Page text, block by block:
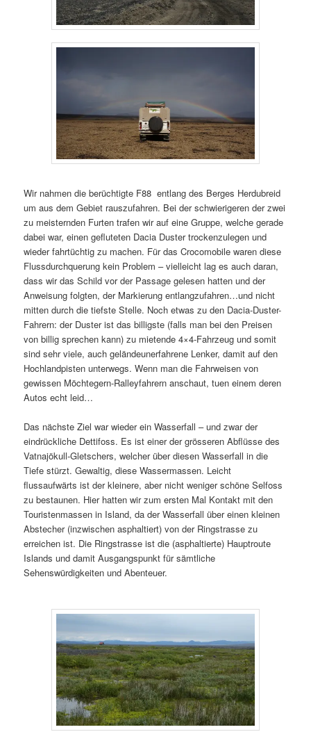
Wir nahmen die berüchtigte F88 entlang des Berges Herdubreid
um aus dem Gebiet rauszufahren. Bei der schwierigeren der zwei
zu meisternden Furten trafen wir auf eine Gruppe, welche gerade
dabei war, einen gefluteten Dacia Duster trockenzulegen und
wieder fahrtüchtig zu machen. Für das Crocomobile waren diese
Flussdurchquerung kein Problem – vielleicht lag es auch daran,
dass wir das Schild vor der Passage gelesen hatten und der
Anweisung folgten, der Markierung entlangzufahren…und nicht
mitten durch die tiefste Stelle. Noch etwas zu den Dacia-Duster-
Fahrern: der Duster ist das billigste (falls man bei den Preisen
von billig sprechen kann) zu mietende 4×4-Fahrzeug und somit
sind sehr viele, auch geländeunerfahrene Lenker, damit auf den
Hochlandpisten unterwegs. Wenn man die Fahrweisen von
gewissen Möchtegern-Ralleyfahrern anschaut, tuen einem deren
Autos echt leid…
Das nächste Ziel war wieder ein Wasserfall – und zwar der
eindrückliche Dettifoss. Es ist einer der grösseren Abflüsse des
Vatnajökull-Gletschers, welcher über diesen Wasserfall in die
Tiefe stürzt. Gewaltig, diese Wassermassen. Leicht
flussaufwärts ist der kleinere, aber nicht weniger schöne Selfoss
zu bestaunen. Hier hatten wir zum ersten Mal Kontakt mit den
Touristenmassen in Island, da der Wasserfall über einen kleinen
Abstecher (inzwischen asphaltiert) von der Ringstrasse zu
erreichen ist. Die Ringstrasse ist die (asphaltierte) Hauptroute
Islands und damit Ausgangspunkt für sämtliche
Sehenswürdigkeiten und Abenteuer.